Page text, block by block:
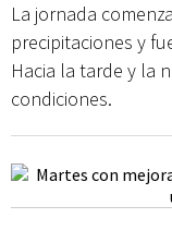
La jornada
precipitaciones y
Hacia la tarde y la
condiciones.